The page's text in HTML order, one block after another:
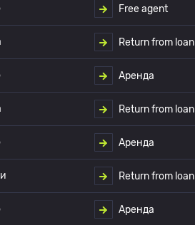
Free agent
Return from loan
Аренда
Return from loan
Аренда
Return from loan
Аренда